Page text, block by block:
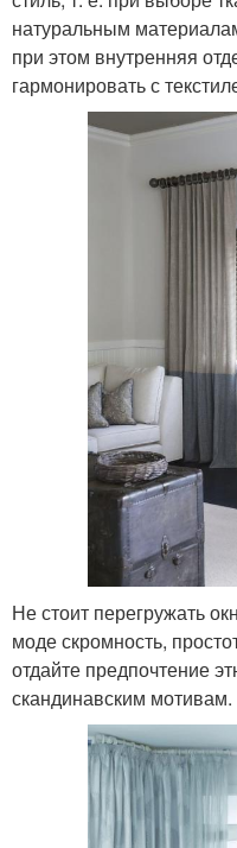
натуральным
при этом внутренняя
гармонировать с
Не стоит перегружать
моде скромность,
отдайте предпочтение
скандинавским мотивам.